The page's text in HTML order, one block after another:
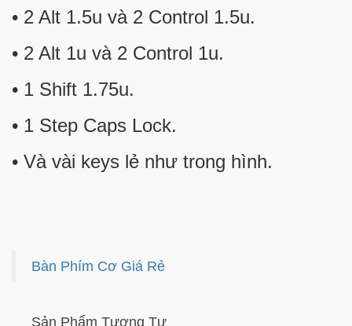
• 2 Alt 1.5u và 2 Control 1.5u.
• 2 Alt 1u và 2 Control 1u.
• 1 Shift 1.75u.
• 1 Step Caps Lock.
• Và vài keys lẻ như trong hình.
Bàn Phím Cơ Giá Rẻ
Sản Phẩm Tương Tự